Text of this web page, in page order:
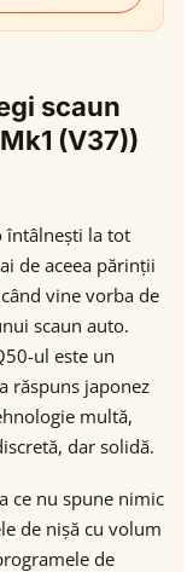
scaun
(V37))
întâlnești la tot
de aceea părinții
vine vorba de
scaun auto.
ul este un
răspuns japonez
multă,
dar solidă.
ce nu spune nimic
de nișă cu volum
de